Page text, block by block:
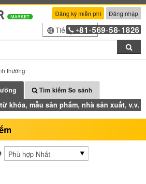
Đăng ký miễn phí Đăng nhập
Tiếng Việt
+81 -569-58-1826
thường
Tìm kiếm So sánh
khóa, mẫu sản phẩm, nhà sản xuất, v.v.
trang
Sắp xếp theo